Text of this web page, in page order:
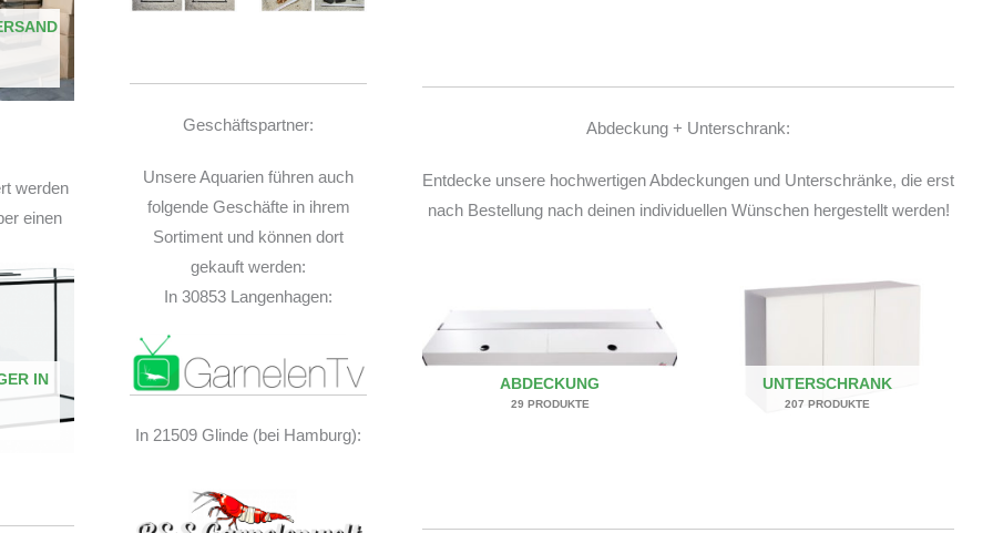
werden
einen
IN
Geschäftspartner:
Unsere Aquarien führen auch
folgende Geschäfte in ihrem
Sortiment und können dort
gekauft werden:
In 30853 Langenhagen:
In 21509 Glinde (bei Hamburg):
Abdeckung + Unterschrank:
Entdecke unsere hochwertigen Abdeckungen und Unterschränke, die erst
nach Bestellung nach deinen individuellen Wünschen hergestellt werden!
ABDECKUNG
29 PRODUKTE
UNTERSCHRANK
207 PRODUKTE